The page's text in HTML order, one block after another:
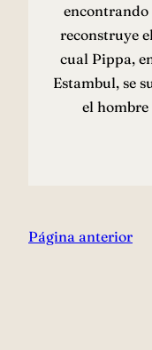
encontrando
reconstruye
cual Pippa,
Estambul, se
el
Página anterior